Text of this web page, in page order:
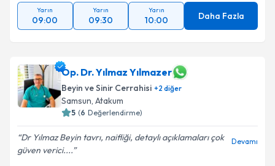
Yarın
09:00
Yarın
09:30
Yarın
10:00 Daha Fazla
Op. Dr. Yılmaz Yılmazer
Beyin ve Sinir Cerrahisi +2 diğer
Samsun, Atakum
5 (6 Değerlendirme)
Dr Yılmaz Beyin tavrı, naifliği, detaylı açıklamaları çok
güven verici....
Devamı